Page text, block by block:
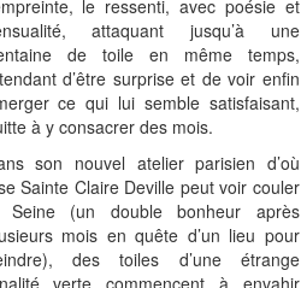
le ressenti, avec poésie et
attaquant jusqu’à une
de toile en même temps,
d’être surprise et de voir enfin
ce qui lui semble satisfaisant,
à y consacrer des mois.
son nouvel atelier parisien d’où
Sainte Claire Deville peut voir couler
Seine (un double bonheur après
mois en quête d’un lieu pour
des toiles d’une étrange
verte commencent à envahir